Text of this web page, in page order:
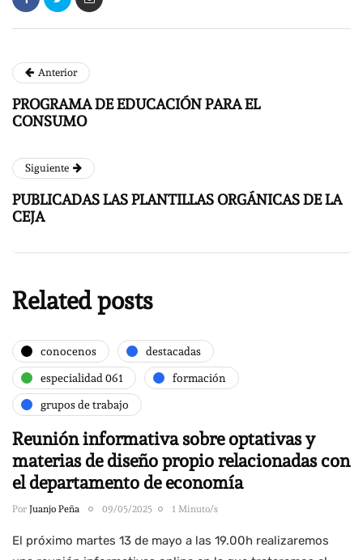
Anterior
PROGRAMA DE EDUCACIÓN PARA EL
CONSUMO
Siguiente
PUBLICADAS LAS PLANTILLAS ORGÁNICAS DE LA
CEJA
Related posts
conocenos destacadas
especialidad 061 formación
grupos de trabajo
Reunión informativa sobre optativas y
materias de diseño propio relacionadas con
el departamento de economía
Por Juanjo Peña 09/05/2025 1 Minuto/s
El próximo martes 13 de mayo a las 19.00h realizaremos